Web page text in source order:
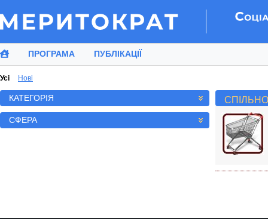
ПРОГРАМА ПУБЛІКАЦІЇ
Усi Нові
КАТЕГОРІЯ
СФЕРА